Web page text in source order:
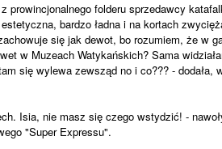
prowincjonalnego folderu sprzedawcy
bardzo ładna i na kortach
się jak dewot, bo rozumiem, że w
w Muzeach Watykańskich? Sama
się wylewa zewsząd no i co??? - dodała,
Isia, nie masz się czego wstydzić! -
"Super Expressu".